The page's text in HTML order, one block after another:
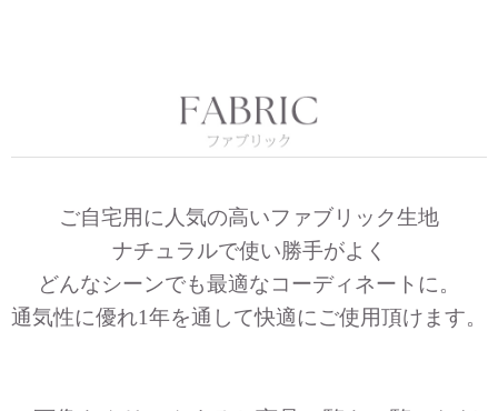
ご自宅用に人気の高いファブリック生地
ナチュラルで使い勝手がよく
どんなシーンでも最適なコーディネートに。
通気性に優れ1年を通して快適にご使用頂けます。